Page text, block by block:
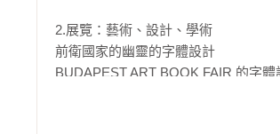
與專業創意團隊 another design 和
48 個來自世界各地的標題字體藝術設
2.展覽：藝術、設計、學術
前衛國家的幽靈的字體設計
BUDAPEST ART BOOK FAIR 的字體